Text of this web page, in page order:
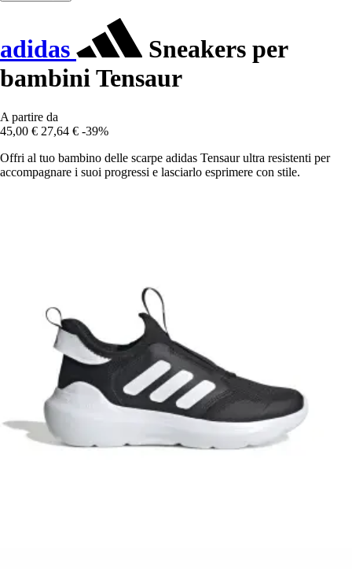
adidas
Sneakers per
bambini Tensaur
A partire da
45,00 € 27,64 € -39%
Offri al tuo bambino delle scarpe adidas Tensaur ultra resistenti per
accompagnare i suoi progressi e lasciarlo esprimere con stile.